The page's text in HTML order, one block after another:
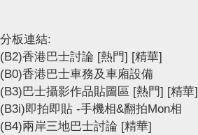
分板連結:
(B2)香港巴士討論 [熱門] [精華]
(B0)香港巴士車務及車廂設備
(B3)巴士攝影作品貼圖區 [熱門] [精華]
(B3i)即拍即貼 -手機相&翻拍Mon相
(B4)兩岸三地巴士討論 [精華]